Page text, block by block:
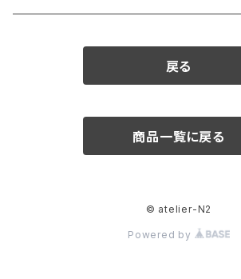
カラーストーン
戻る
商品一覧に戻る
© atelier-N2
Powered by